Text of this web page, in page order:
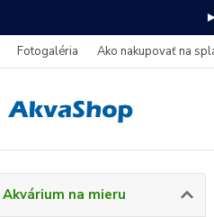
Fotogaléria Ako nakupovať na
Akvárium na mieru